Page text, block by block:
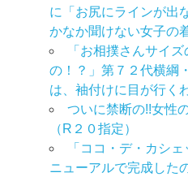
に「お尻にラインが出
かなか聞けない女子の
「お相撲さんサイ
の！？」第７２代横綱
は、袖付けに目が行く
ついに禁断の!!女性
（R２０指定）
「ココ・デ・カシ
ニューアルで完成した